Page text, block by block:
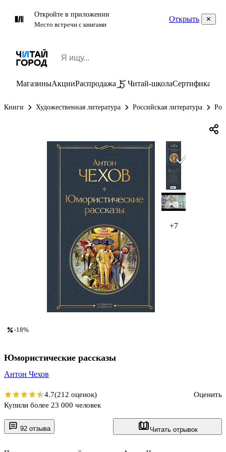
Откройте в приложении
Место встречи с книгами
Открыть
МагазиныАкцииРаспродажа Читай-школаСертификаты
Книги Художественная литература Российская литература
+7
92 отзыва Читать отрывок
-18%
Юмористические рассказы
Антон Чехов
4.7(212 оценок)
Оценить
Купили более 23 000 человек